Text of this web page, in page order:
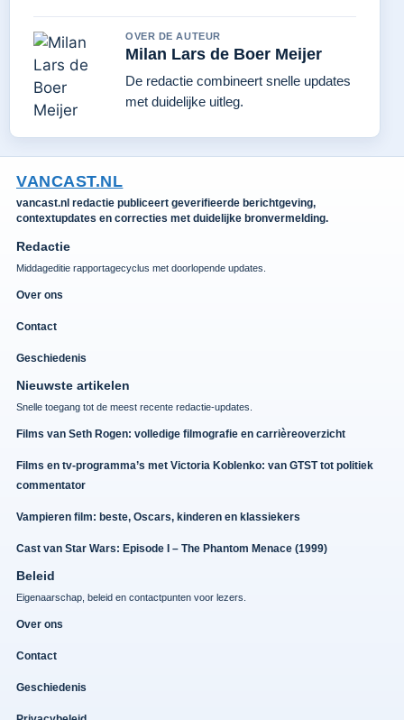
OVER DE AUTEUR
Milan Lars de Boer Meijer
De redactie combineert snelle updates
met duidelijke uitleg.
VANCAST.NL
vancast.nl redactie publiceert geverifieerde berichtgeving,
contextupdates en correcties met duidelijke bronvermelding.
Redactie
Middageditie rapportagecyclus met doorlopende updates.
Over ons
Contact
Geschiedenis
Nieuwste artikelen
Snelle toegang tot de meest recente redactie-updates.
Films van Seth Rogen: volledige filmografie en carrièreoverzicht
Films en tv-programma’s met Victoria Koblenko: van GTST tot politiek
commentator
Vampieren film: beste, Oscars, kinderen en klassiekers
Cast van Star Wars: Episode I – The Phantom Menace (1999)
Beleid
Eigenaarschap, beleid en contactpunten voor lezers.
Over ons
Contact
Geschiedenis